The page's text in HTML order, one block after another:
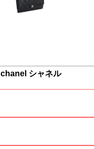
chanel シャネル